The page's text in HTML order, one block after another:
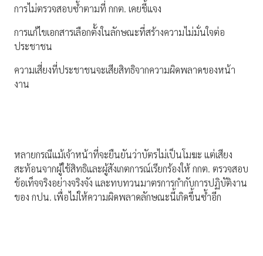
การไม่ตรวจสอบซ้ำตามที่ กกต. เคยชี้แจง
การแก้ไขเอกสารเลือกตั้งในลักษณะที่สร้างความไม่มั่นใจต่อ
ประชาชน
ความเสี่ยงที่ประชาชนจะเสียสิทธิจากความผิดพลาดของหน้า
งาน
หลายกรณีแม้เจ้าหน้าที่จะยืนยันว่าบัตรไม่เป็นโมฆะ แต่เสียง
สะท้อนจากผู้ใช้สิทธิและผู้สังเกตการณ์เรียกร้องให้ กกต. ตรวจสอบ
ข้อเท็จจริงอย่างจริงจัง และทบทวนมาตรการกำกับการปฏิบัติงาน
ของ กปน. เพื่อไม่ให้ความผิดพลาดลักษณะนี้เกิดขึ้นซ้ำอีก